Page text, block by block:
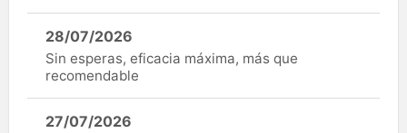
28/07/2026
Sin esperas, eficacia máxima, más que
recomendable
27/07/2026